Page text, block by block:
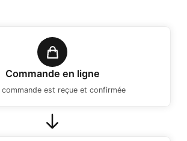
Commande en ligne
est reçue et confirmée